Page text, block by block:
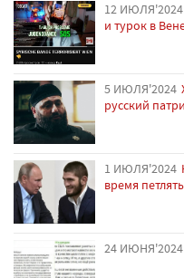
12 ИЮЛЯ'2024
и турок в
5 ИЮЛЯ'2024
русский
1 ИЮЛЯ'2024
время петлять
24 ИЮНЯ'2024